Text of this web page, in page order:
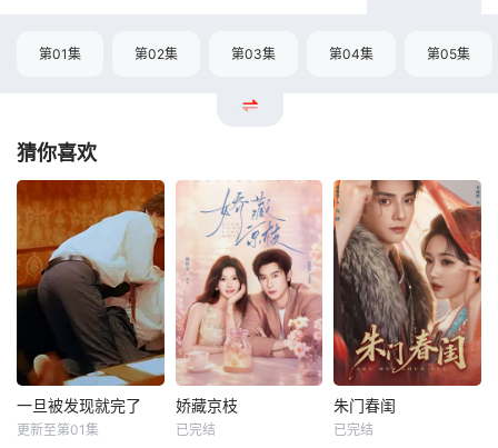
第01集 第02集 第03集 第04集 第05集
猜你喜欢
一旦被发现就完了
更新至第01集
娇藏京枝
已完结
朱门春闺
已完结